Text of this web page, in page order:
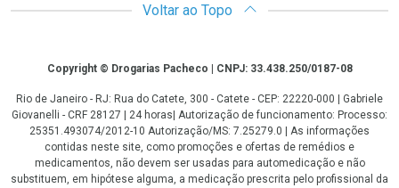
Voltar ao Topo
CopyrightCopyright © Drogarias Pacheco | CNPJ: 33.438.250/0187-08
Rio de Janeiro - RJ: Rua do Catete, 300 - Catete - CEP: 22220-000 | Gabriele
Giovanelli - CRF 28127 | 24 horas| Autorização de funcionamento: Processo:
25351.493074/2012-10 Autorização/MS: 7.25279.0 | As informações
contidas neste site, como promoções e ofertas de remédios e
medicamentos, não devem ser usadas para automedicação e não
substituem, em hipótese alguma, a medicação prescrita pelo profissional da